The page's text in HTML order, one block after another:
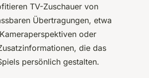
TV-Zuschauer von
Übertragungen, etwa
oder
die das
persönlich gestalten.